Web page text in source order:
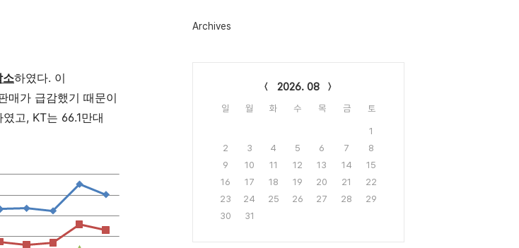
소하였다. 이
매가 급감했기 때문이
고, KT는 66.1만대
그
Archives
2026. 08
일 월 화 수 목 금 토
1
2
3 4 5 6 7
8
9
10 11 12 13 14
15
16
17 18 19 20 21
22
23
24 25 26 27 28
29
30
31